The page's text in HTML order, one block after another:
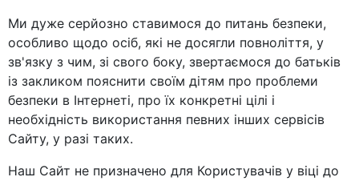
Ми дуже серйозно ставимося до питань безпеки,
особливо щодо осіб, які не досягли повноліття, у
зв'язку з чим, зі свого боку, звертаємося до батьків
із закликом пояснити своїм дітям про проблеми
безпеки в Інтернеті, про їх конкретні цілі і
необхідність використання певних інших сервісів
Сайту, у разі таких.
Наш Сайт не призначено для Користувачів у віці до